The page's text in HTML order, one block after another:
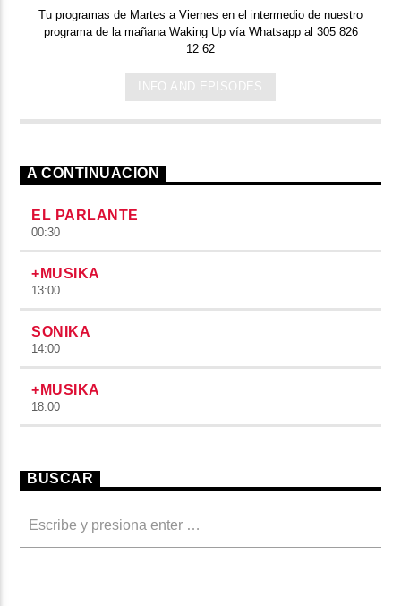
Tu programas de Martes a Viernes en el intermedio de nuestro
programa de la mañana Waking Up vía Whatsapp al 305 826
12 62
INFO AND EPISODES
A CONTINUACIÓN
EL PARLANTE
00:30
+MUSIKA
13:00
SONIKA
14:00
+MUSIKA
18:00
BUSCAR